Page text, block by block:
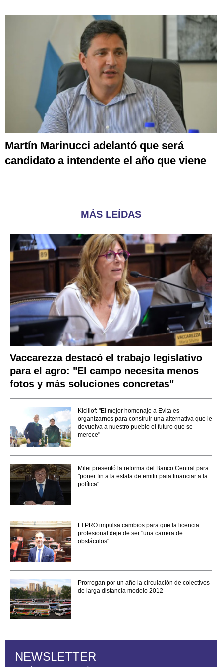
Martín Marinucci adelantó que será
candidato a intendente el año que viene
MÁS LEÍDAS
Vaccarezza destacó el trabajo legislativo
para el agro: "El campo necesita menos
fotos y más soluciones concretas"
Kicillof: "El mejor homenaje a Evita es
organizarnos para construir una alternativa que le
devuelva a nuestro pueblo el futuro que se
merece"
Milei presentó la reforma del Banco Central para
"poner fin a la estafa de emitir para financiar a la
política"
El PRO impulsa cambios para que la licencia
profesional deje de ser "una carrera de
obstáculos"
Prorrogan por un año la circulación de colectivos
de larga distancia modelo 2012
NEWSLETTER